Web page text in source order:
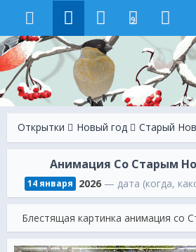
9
Открытки Новый год Старый
Анимация Со Старым
14 января 2026— дата (когда,
Блестящая картинка анимация со